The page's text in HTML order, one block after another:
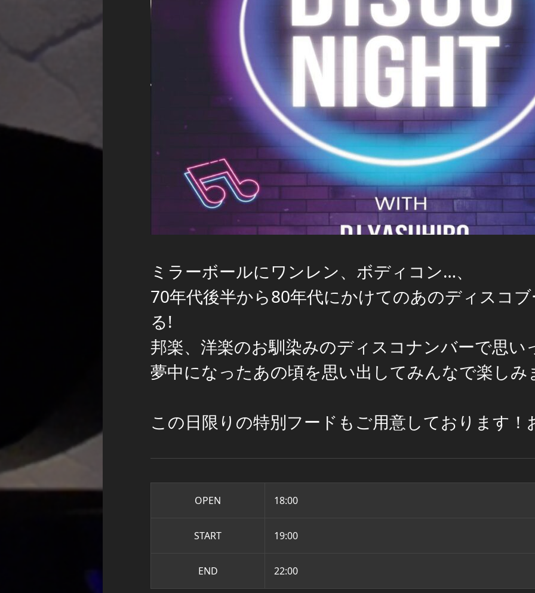
ミラーボールにワンレン、ボディコン…、
70年代後半から80年代にかけてのあのディスコ
る!
邦楽、洋楽のお馴染みのディスコナンバーで思い
夢中になったあの頃を思い出してみんなで楽し
この日限りの特別フードもご用意しております！
OPEN 18:00
START 19:00
END 22:00